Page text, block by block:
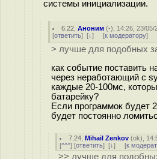
системы инициализации.
6.22 ,Аноним (-), 14:26, 23/05/
[ответить] [↓] [к модератору]
> лучше для подобных
как событие поставить
через неработающий с
каждые 20-100мс,
батарейку?
Если программок будет
будет постоянно
7.24 ,Mihail Zenkov (ok),
[^^^] [ответить] [↓] [к
>> лучше для